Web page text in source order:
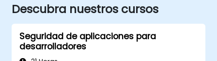
Descubra nuestros cursos
Seguridad de aplicaciones para
desarrolladores